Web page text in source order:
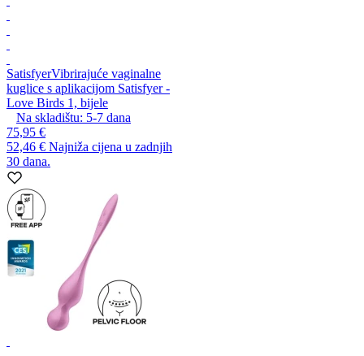
SatisfyerVibrirajuće vaginalne
kuglice s aplikacijom Satisfyer -
Love Birds 1, bijele
Na skladištu: 5-7 dana
75,95 €
52,46 € Najniža cijena u zadnjih
30 dana.